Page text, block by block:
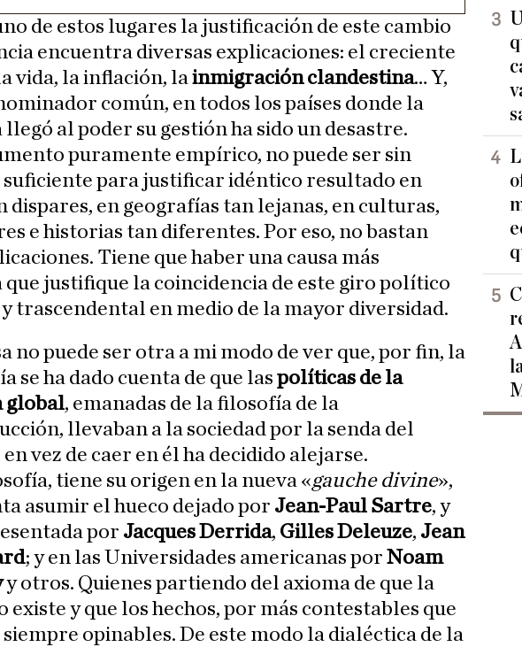
de estos lugares la justificación de este cambio
encuentra diversas explicaciones: el creciente
vida, la inﬂación, lainmigración clandestina… Y,
común, en todos los países donde la
al poder su gestión ha sido un desastre.
puramente empírico, no puede ser sin
suficiente para justificar idéntico resultado en
dispares, en geografías tan lejanas, en culturas,
e historias tan diferentes. Por eso, no bastan
Tiene que haber una causa más
justifique la coincidencia de este giro político
trascendental en medio de la mayor diversidad.
no puede ser otra a mi modo de ver que, por fin, la
se ha dado cuenta de que las políticas de la
global, emanadas de la filosofía de la
llevaban a la sociedad por la senda del
en vez de caer en él ha decidido alejarse.
tiene su origen en la nueva «gauche divine»,
asumir el hueco dejado por Jean-Paul Sartre, y
por Jacques Derrida, Gilles Deleuze, Jean
; y en las Universidades americanas por Noam
y otros. Quienes partiendo del axioma de que la
existe y que los hechos, por más contestables que
siempre opinables. De este modo la dialéctica de la